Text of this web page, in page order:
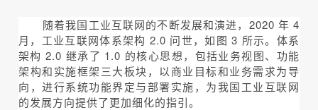
随着我国工业互联网的不断发展和演进，2020 年 4
月，工业互联网体系架构 2.0 问世，如图 3 所示。体系
架构 2.0 继承了 1.0 的核心思想，包括业务视图、功能
架构和实施框架三大板块，以商业目标和业务需求为导
向，进行系统功能界定与部署实施，为我国工业互联网
的发展方向提供了更加细化的指引。